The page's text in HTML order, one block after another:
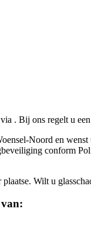
. Bij ons regelt u
Noord en
conform
Wilt u